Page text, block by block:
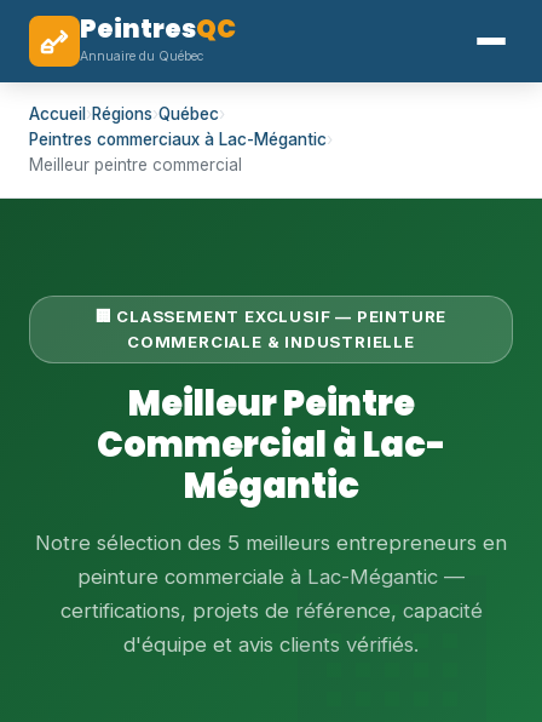
PeintresQC
Annuaire du Québec
Accueil ›Régions›Québec›
Peintres commerciaux à Lac-Mégantic›
Meilleur peintre commercial
🏢 CLASSEMENT EXCLUSIF — PEINTURE
COMMERCIALE & INDUSTRIELLE
Meilleur Peintre
Commercial à Lac-
Mégantic
Notre sélection des 5 meilleurs entrepreneurs en
peinture commerciale à Lac-Mégantic —
certifications, projets de référence, capacité
d'équipe et avis clients vérifiés.